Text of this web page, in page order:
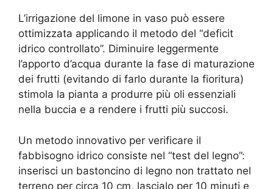
L’irrigazione del limone in vaso può essere
ottimizzata applicando il metodo del “deficit
idrico controllato”. Diminuire leggermente
l’apporto d’acqua durante la fase di maturazione
dei frutti (evitando di farlo durante la fioritura)
stimola la pianta a produrre più oli essenziali
nella buccia e a rendere i frutti più succosi.
Un metodo innovativo per verificare il
fabbisogno idrico consiste nel “test del legno”:
inserisci un bastoncino di legno non trattato nel
terreno per circa 10 cm, lascialo per 10 minuti e